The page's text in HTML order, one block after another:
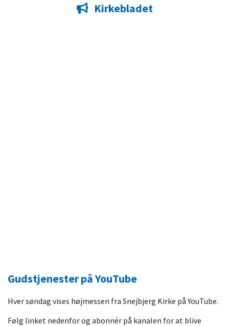
Kirkebladet
Gudstjenester på YouTube
Hver søndag vises højmessen fra Snejbjerg Kirke på YouTube.
Følg linket nedenfor og abonnér på kanalen for at blive